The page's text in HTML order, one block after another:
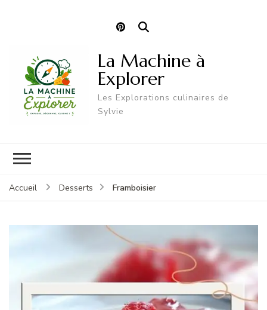
La Machine à
Explorer
Les Explorations culinaires de
Sylvie
Accueil Desserts Framboisier